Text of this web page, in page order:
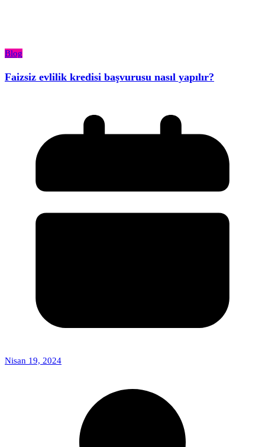
Blog
Faizsiz evlilik kredisi başvurusu nasıl yapılır?
Nisan 19, 2024